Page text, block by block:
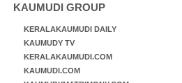
KAUMUDI GROUP
KERALAKAUMUDI DAILY
KAUMUDY TV
KERALAKAUMUDI.COM
KAUMUDI.COM